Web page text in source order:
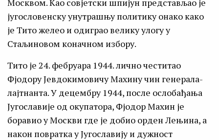
Москвом. Као совјетски шпијун представљао је
југословенску унутрашњу политику онако како
је Тито желео и одиграо велику улогу у
Стаљиновом коначном избору.
Тито је 24. фебруара 1944. лично честитао
Фјодору Јевдокимовичу Махину чин генерала-
лајтнанта. У децембру 1944, после ослобађања
Југославије од окупатора, Фјодор Махин је
боравио у Москви где је добио орден Лењина, а
након повратка у Југославију и дужност